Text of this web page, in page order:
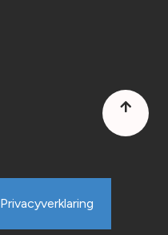
Privacyverklaring